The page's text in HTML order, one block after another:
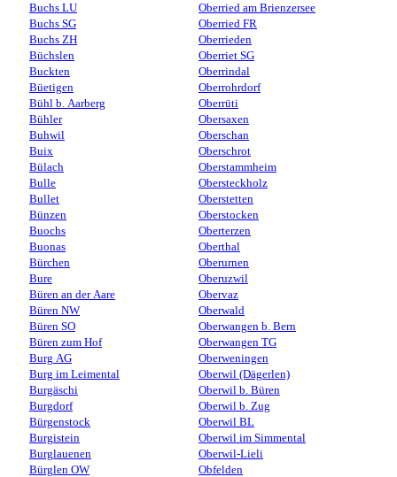
Buchs LU
Buchs SG
Buchs ZH
Büchslen
Buckten
Büetigen
Bühl b. Aarberg
Bühler
Buhwil
Buix
Bülach
Bulle
Bullet
Bünzen
Buochs
Buonas
Bürchen
Bure
Büren an der Aare
Büren NW
Büren SO
Büren zum Hof
Burg AG
Burg im Leimental
Burgäschi
Burgdorf
Bürgenstock
Burgistein
Burglauenen
Bürglen OW
Oberried am Brienzersee
Oberried FR
Oberrieden
Oberriet SG
Oberrindal
Oberrohrdorf
Oberrüti
Obersaxen
Oberschan
Oberschrot
Oberstammheim
Obersteckholz
Oberstetten
Oberstocken
Oberterzen
Oberthal
Oberurnen
Oberuzwil
Obervaz
Oberwald
Oberwangen b. Bern
Oberwangen TG
Oberweningen
Oberwil (Dägerlen)
Oberwil b. Büren
Oberwil b. Zug
Oberwil BL
Oberwil im Simmental
Oberwil-Lieli
Obfelden